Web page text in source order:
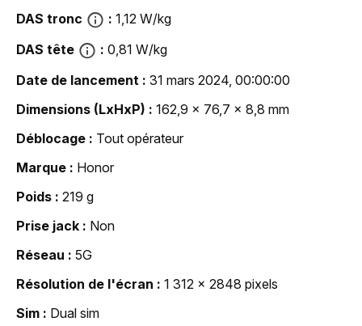
DAS tronc
1,12 W/kg
DAS tête
0,81 W/kg
Date de lancement
31 mars 2024, 00:00:00
Dimensions (LxHxP)
162,9 x 76,7 x 8,8 mm
Déblocage
Tout opérateur
Marque
Honor
Poids
219 g
Prise jack
Non
Réseau
5G
Résolution de l'écran
1 312 x 2848 pixels
Sim
Dual sim